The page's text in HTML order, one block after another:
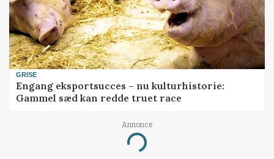
GRISE
Engang eksportsucces – nu kulturhistorie:
Gammel sæd kan redde truet race
Annonce
Loading...